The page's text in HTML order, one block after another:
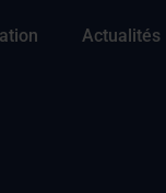
Actualités